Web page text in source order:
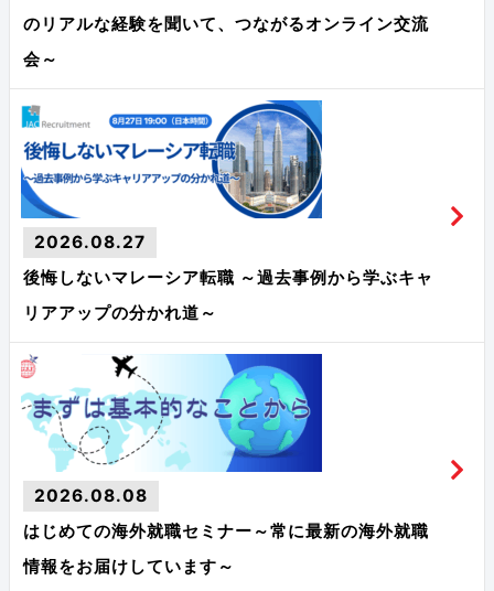
のリアルな経験を聞いて、つながるオンライン交流
会～
2026.08.27
後悔しないマレーシア転職 ～過去事例から学ぶキャ
リアアップの分かれ道～
2026.08.08
はじめての海外就職セミナー～常に最新の海外就職
情報をお届けしています～